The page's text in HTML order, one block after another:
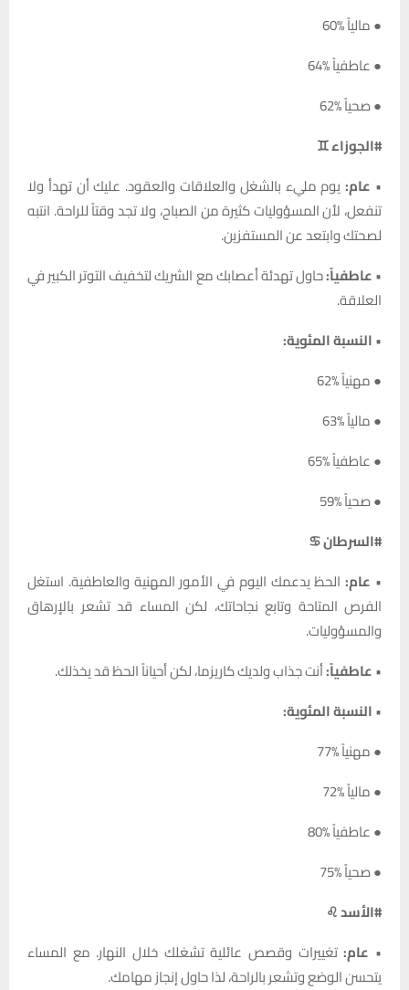
● مالياً %60
● عاطفياً %64
● صحياً %62
#الجوزاء ♊
• عام:يوم مليء بالشغل والعلاقات والعقود. عليك أن تهدأ ولا
تنفعل، لأن المسؤوليات كثيرة من الصباح، ولا تجد وقتاً للراحة. انتبه
لصحتك وابتعد عن المستفزين.
•عاطفياً:حاول تهدئة أعصابك مع الشريك لتخفيف التوتر الكبير في
العلاقة.
•النسبة المئوية:
● مهنياً %62
● مالياً %63
● عاطفياً %65
● صحياً %59
#السرطان ♋
• عام:الحظ يدعمك اليوم في الأمور المهنية والعاطفية. استغل
الفرص المتاحة وتابع نجاحاتك، لكن المساء قد تشعر بالإرهاق
والمسؤوليات.
•عاطفياً:أنت جذاب ولديك كاريزما، لكن أحياناً الحظ قد يخذلك.
•النسبة المئوية:
● مهنياً %77
● مالياً %72
● عاطفياً %80
● صحياً %75
#الأسد ♌
• عام:تغييرات وقصص عائلية تشغلك خلال النهار. مع المساء
يتحسن الوضع وتشعر بالراحة، لذا حاول إنجاز مهامك.